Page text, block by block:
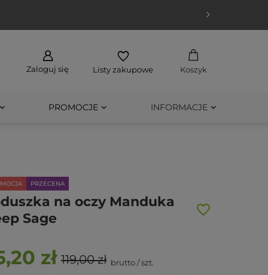
Zaloguj się Listy zakupowe Koszyk
PROMOCJE INFORMACJE
PRZECENA
na oczy Manduka
Sage
zł 119,00 zł brutto/szt.